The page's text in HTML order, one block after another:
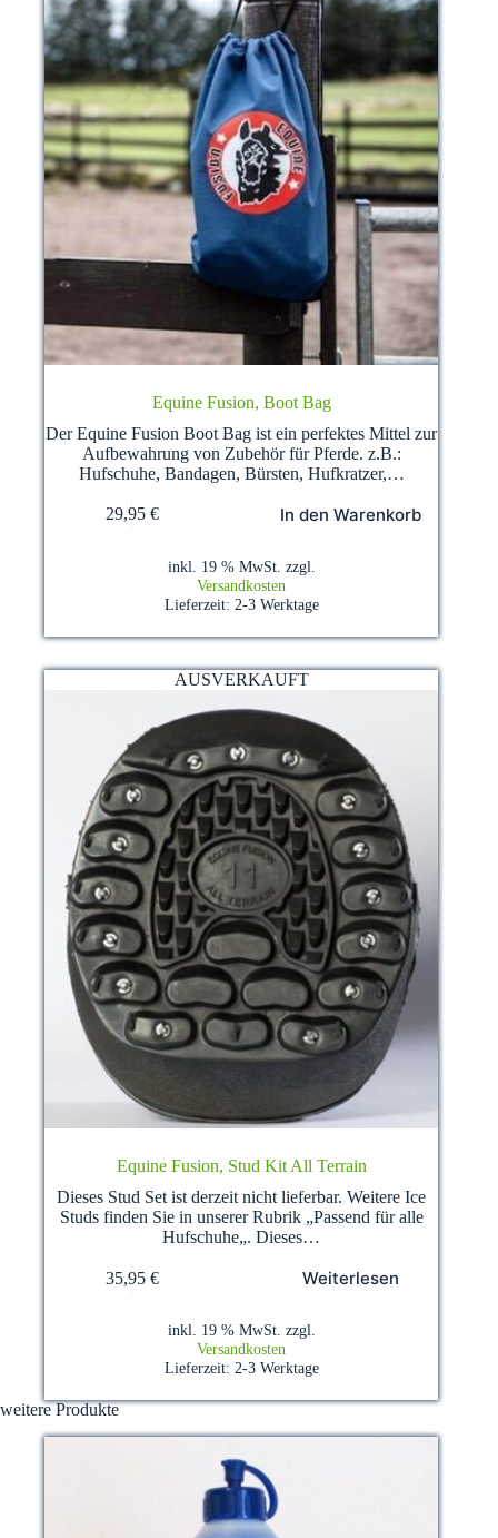
Equine Fusion, Boot Bag
Der Equine Fusion Boot Bag ist ein perfektes Mittel zur
Aufbewahrung von Zubehör für Pferde. z.B.:
Hufschuhe, Bandagen, Bürsten, Hufkratzer,…
29,95 € In den Warenkorb
inkl. 19 % MwSt. zzgl.
Versandkosten
Lieferzeit: 2-3 Werktage
AUSVERKAUFT
Equine Fusion, Stud Kit All Terrain
Dieses Stud Set ist derzeit nicht lieferbar. Weitere Ice
Studs finden Sie in unserer Rubrik „Passend für alle
Hufschuhe„. Dieses…
35,95 € Weiterlesen
inkl. 19 % MwSt. zzgl.
Versandkosten
Lieferzeit: 2-3 Werktage
weitere Produkte